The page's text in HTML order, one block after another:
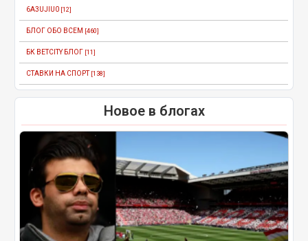
6A3UJIU0 [12]
БЛОГ ОБО ВСЕМ [460]
БК BETCITY БЛОГ [11]
СТАВКИ НА СПОРТ [138]
Новое в блогах